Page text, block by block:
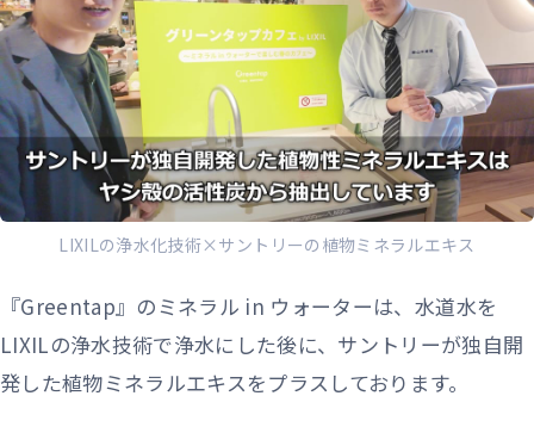
LIXILの浄水化技術×サントリーの植物ミネラルエキス
『Greentap』のミネラル in ウォーターは、水道水を
LIXILの浄水技術で浄水にした後に、サントリーが独自開
発した植物ミネラルエキスをプラスしております。